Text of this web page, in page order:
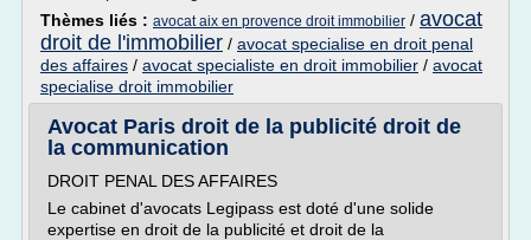
Thèmes liés : avocat aix en provence droit immobilier / avocat
droit de l'immobilier / avocat specialise en droit penal
des affaires / avocat specialiste en droit immobilier / avocat
specialise droit immobilier
Avocat Paris droit de la publicité droit de
la communication
DROIT PENAL DES AFFAIRES
Le cabinet d'avocats Legipass est doté d'une solide
expertise en droit de la publicité et droit de la